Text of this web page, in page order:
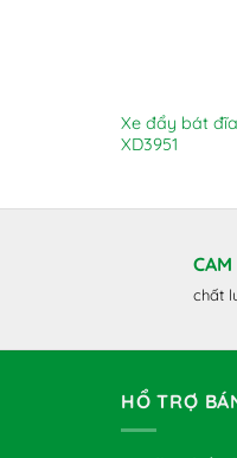
Xe đẩy bát
XD3951
chất
HỔ TRỢ